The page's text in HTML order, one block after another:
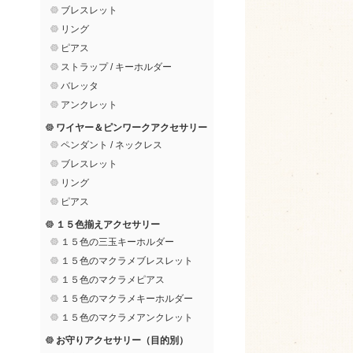
ブレスレット
リング
ピアス
ストラップ / キーホルダー
バレッタ
アンクレット
ワイヤー＆ピンワークアクセサリー
ペンダント / ネックレス
ブレスレット
リング
ピアス
１５色揃えアクセサリー
１５色の三玉キーホルダー
１５色のマクラメブレスレット
１５色のマクラメピアス
１５色のマクラメキーホルダー
１５色のマクラメアンクレット
お守りアクセサリー（目的別）